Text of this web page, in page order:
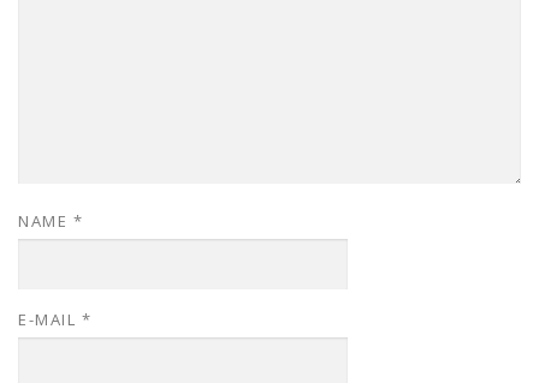
NAME *
E-MAIL *